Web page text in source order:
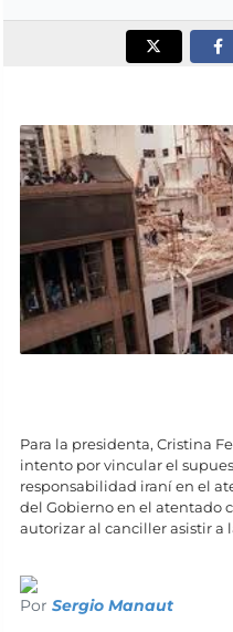
Para la presidenta, Cristina
intento por vincular el
responsabilidad iraní en el
del Gobierno en el atentado
autorizar al canciller asistir a
Por Sergio Manaut